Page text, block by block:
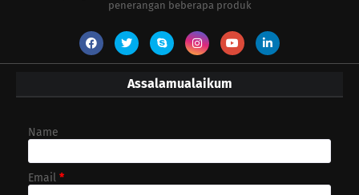
penerangan beberapa produk
Assalamualaikum
Name
Email *